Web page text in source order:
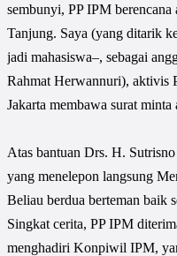
sembunyi, PP IPM
Tanjung. Saya (yang ditarik
jadi mahasiswa–, sebagai
Rahmat Herwannuri), aktivis
Jakarta membawa surat
Atas bantuan Drs. H.
yang menelepon langsung
Beliau berdua berteman baik
Singkat cerita, PP IPM
menghadiri Konpiwil IPM,